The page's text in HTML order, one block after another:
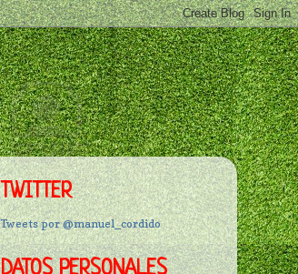
TWITTER
Tweets por @manuel_cordido